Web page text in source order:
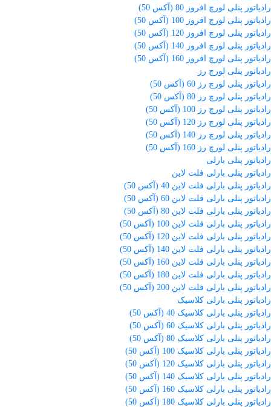
رادیاتور پنلی لورچ افروز 80 (آکس 50)
رادیاتور پنلی لورچ افروز 100 (آکس 50)
رادیاتور پنلی لورچ افروز 120 (آکس 50)
رادیاتور پنلی لورچ افروز 140 (آکس 50)
رادیاتور پنلی لورچ افروز 160 (آکس 50)
رادیاتور پنلی لورچ رز
رادیاتور پنلی لورچ رز 60 (آکس 50)
رادیاتور پنلی لورچ رز 80 (آکس 50)
رادیاتور پنلی لورچ رز 100 (آکس 50)
رادیاتور پنلی لورچ رز 120 (آکس 50)
رادیاتور پنلی لورچ رز 140 (آکس 50)
رادیاتور پنلی لورچ رز 160 (آکس 50)
رادیاتور پنلی بارلی
رادیاتور پنلی بارلی فلت لاین
رادیاتور پنلی بارلی فلت لاین 40 (آکس 50)
رادیاتور پنلی بارلی فلت لاین 60 (آکس 50)
رادیاتور پنلی بارلی فلت لاین 80 (آکس 50)
رادیاتور پنلی بارلی فلت لاین 100 (آکس 50)
رادیاتور پنلی بارلی فلت لاین 120 (آکس 50)
رادیاتور پنلی بارلی فلت لاین 140 (آکس 50)
رادیاتور پنلی بارلی فلت لاین 160 (آکس 50)
رادیاتور پنلی بارلی فلت لاین 180 (آکس 50)
رادیاتور پنلی بارلی فلت لاین 200 (آکس 50)
رادیاتور پنلی بارلی کلاسیک
رادیاتور پنلی بارلی کلاسیک 40 (آکس 50)
رادیاتور پنلی بارلی کلاسیک 60 (آکس 50)
رادیاتور پنلی بارلی کلاسیک 80 (آکس 50)
رادیاتور پنلی بارلی کلاسیک 100 (آکس 50)
رادیاتور پنلی بارلی کلاسیک 120 (آکس 50)
رادیاتور پنلی بارلی کلاسیک 140 (آکس 50)
رادیاتور پنلی بارلی کلاسیک 160 (آکس 50)
رادیاتور پنلی بارلی کلاسیک 180 (آکس 50)